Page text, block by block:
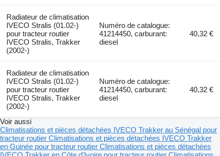
Radiateur de climatisation
IVECO Stralis (01.02-)
pour tracteur routier
IVECO Stralis, Trakker
(2002-)
Numéro de catalogue:
41214450, carburant:
diesel
40,32 €
Radiateur de climatisation
IVECO Stralis (01.02-)
pour tracteur routier
IVECO Stralis, Trakker
(2002-)
Numéro de catalogue:
41214450, carburant:
diesel
40,32 €
Voir aussi
Climatisations et pièces détachées IVECO Trakker au Sénégal pour
tracteur routier Climatisations et pièces détachées IVECO Trakker
en Guinée pour tracteur routier Climatisations et pièces détachées